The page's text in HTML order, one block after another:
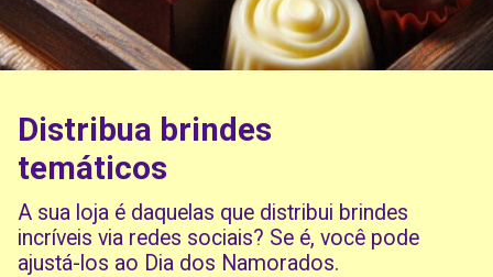
A sua loja é daquelas que distribui brindes
incríveis via redes sociais? Se é, você pode
ajustá-los ao Dia dos Namorados.
Distribua brindes
temáticos